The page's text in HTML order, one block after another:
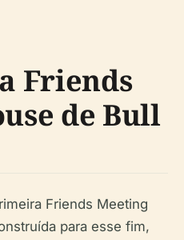
Friends
de Bull
Friends Meeting
para esse fim,